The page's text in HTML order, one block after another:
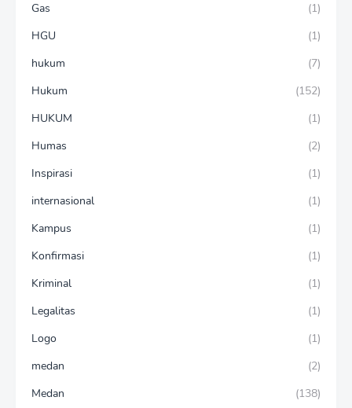
Gas
(1)
HGU
(1)
hukum
(7)
Hukum
(152)
HUKUM
(1)
Humas
(2)
Inspirasi
(1)
internasional
(1)
Kampus
(1)
Konfirmasi
(1)
Kriminal
(1)
Legalitas
(1)
Logo
(1)
medan
(2)
Medan
(138)